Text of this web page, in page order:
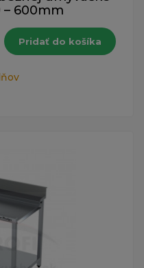
– 600mm
Pridať do košíka